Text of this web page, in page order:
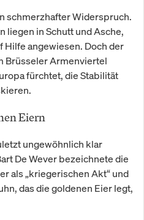
schmerzhafter Widerspruch.
liegen in Schutt und Asche,
Hilfe angewiesen. Doch der
Brüsseler Armenviertel
fürchtet, die Stabilität
Eiern
ungewöhnlich klar
De Wever bezeichnete die
als „kriegerischen Akt“ und
das die goldenen Eier legt,